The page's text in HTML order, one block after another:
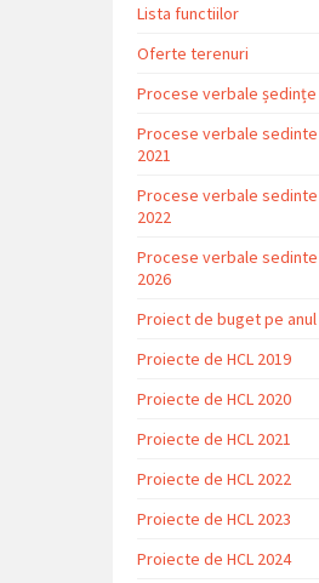
Lista functiilor
Oferte terenuri
Procese verbale ședințe
Procese verbale
2021
Procese verbale
2022
Procese verbale
2026
Proiect de buget pe anul
Proiecte de HCL 2019
Proiecte de HCL 2020
Proiecte de HCL 2021
Proiecte de HCL 2022
Proiecte de HCL 2023
Proiecte de HCL 2024